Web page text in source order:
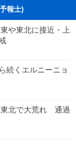
報士)
や東北に接近・上
続くエルニーニョ
東北で大荒れ 通過